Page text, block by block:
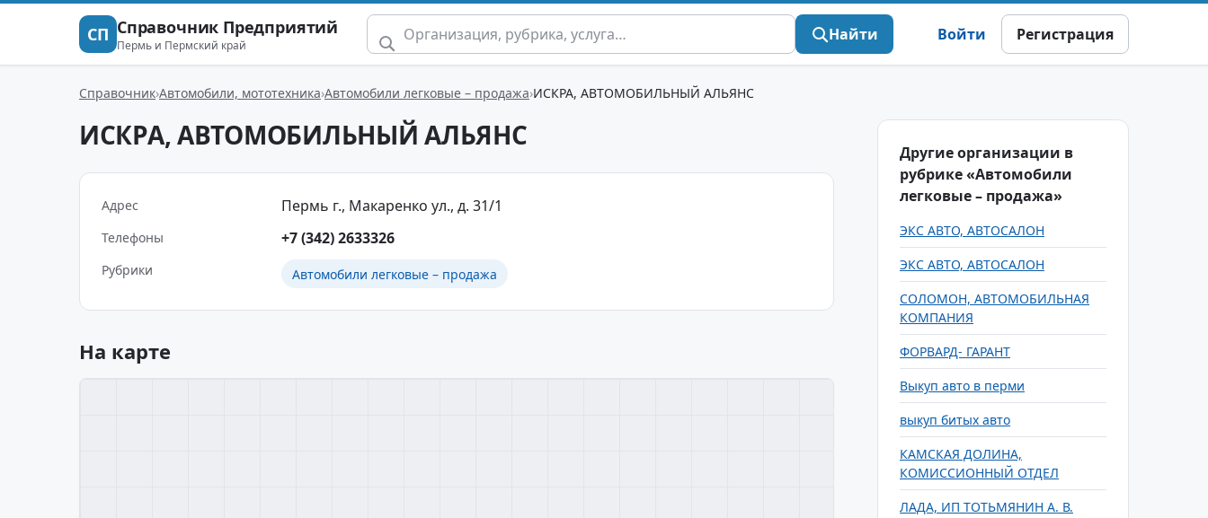
СП Справочник Предприятий
Пермь и Пермский край
Найти Войти Регистрация
Справочник Автомобили, мототехника Автомобили легковые – продажа ИСКРА, АВТОМОБИЛЬНЫЙ АЛЬЯНС
ИСКРА, АВТОМОБИЛЬНЫЙ АЛЬЯНС
Адрес Пермь г., Макаренко ул., д. 31/1
Телефоны +7 (342) 2633326
Рубрики Автомобили легковые – продажа
На карте
Другие организации в
рубрике «Автомобили
легковые – продажа»
ЭКС АВТО, АВТОСАЛОН
ЭКС АВТО, АВТОСАЛОН
СОЛОМОН, АВТОМОБИЛЬНАЯ
КОМПАНИЯ
ФОРВАРД- ГАРАНТ
Выкуп авто в перми
выкуп битых авто
КАМСКАЯ ДОЛИНА,
КОМИССИОННЫЙ ОТДЕЛ
ЛАДА, ИП ТОТЬМЯНИН А. В.